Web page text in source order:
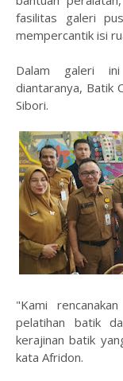
fasilitas galeri
mempercantik isi
Dalam galeri
diantaranya, Batik
Sibori.
"Kami
pelatihan batik
kerajinan batik
kata Afridon.